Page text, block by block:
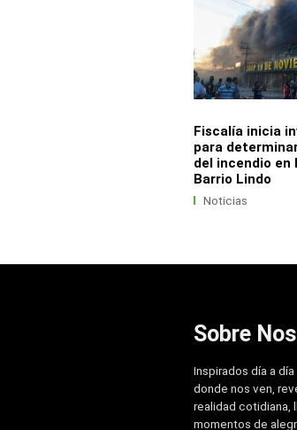
Fiscalía inicia
para
del incendio en
Barrio Lindo
Noticias
Sobre
Inspirados día a
donde nos ven,
realidad cotidiana,
momentos de